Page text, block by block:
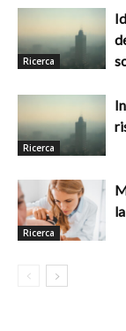
Ricerca
Ricerca
Ricerca